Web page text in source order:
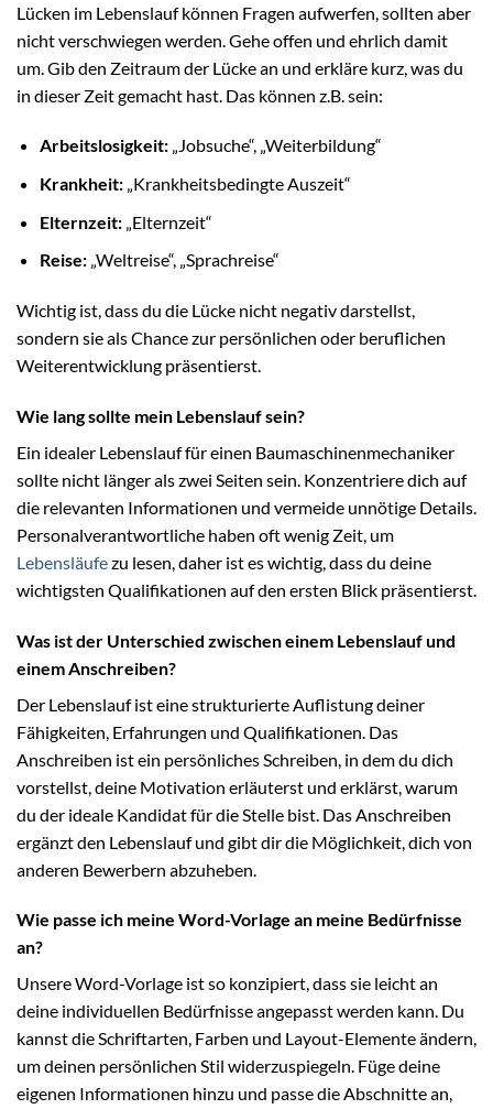
Lücken im Lebenslauf können Fragen aufwerfen, sollten aber
nicht verschwiegen werden. Gehe offen und ehrlich damit
um. Gib den Zeitraum der Lücke an und erkläre kurz, was du
in dieser Zeit gemacht hast. Das können z.B. sein:
Arbeitslosigkeit:„Jobsuche“, „Weiterbildung“
Krankheit:„Krankheitsbedingte Auszeit“
Elternzeit:„Elternzeit“
Reise:„Weltreise“, „Sprachreise“
Wichtig ist, dass du die Lücke nicht negativ darstellst,
sondern sie als Chance zur persönlichen oder beruflichen
Weiterentwicklung präsentierst.
Wie lang sollte mein Lebenslauf sein?
Ein idealer Lebenslauf für einen Baumaschinenmechaniker
sollte nicht länger als zwei Seiten sein. Konzentriere dich auf
die relevanten Informationen und vermeide unnötige Details.
Personalverantwortliche haben oft wenig Zeit, um
Lebensläufezu lesen, daher ist es wichtig, dass du deine
wichtigsten Qualifikationen auf den ersten Blick präsentierst.
Was ist der Unterschied zwischen einem Lebenslauf und
einem Anschreiben?
Der Lebenslauf ist eine strukturierte Auflistung deiner
Fähigkeiten, Erfahrungen und Qualifikationen. Das
Anschreiben ist ein persönliches Schreiben, in dem du dich
vorstellst, deine Motivation erläuterst und erklärst, warum
du der ideale Kandidat für die Stelle bist. Das Anschreiben
ergänzt den Lebenslauf und gibt dir die Möglichkeit, dich von
anderen Bewerbern abzuheben.
Wie passe ich meine Word-Vorlage an meine Bedürfnisse
an?
Unsere Word-Vorlage ist so konzipiert, dass sie leicht an
deine individuellen Bedürfnisse angepasst werden kann. Du
kannst die Schriftarten, Farben und Layout-Elemente ändern,
um deinen persönlichen Stil widerzuspiegeln. Füge deine
eigenen Informationen hinzu und passe die Abschnitte an,